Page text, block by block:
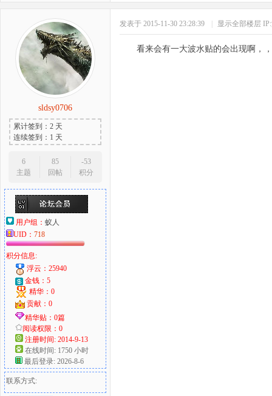
sldsy0706
累计签到：2 天
连续签到：1 天
6
主题
85
回帖
-53
积分
用户组： 蚁人
UID： 718
积分信息:
浮云：25940
金钱：5
精华：0
贡献：0
精华贴：0篇
阅读权限：0
注册时间: 2014-9-13
在线时间: 1750 小时
最后登录: 2026-8-6
联系方式:
发表于 2015-11-30 23:28:39 显示全部楼层
看来会有一大波水贴的会出现啊，